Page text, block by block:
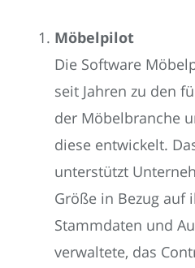
Möbelpilot
Die Software
seit Jahren zu den
der Möbelbranche
diese entwickelt.
unterstützt
Größe in Bezug auf
Stammdaten und
verwaltete, das